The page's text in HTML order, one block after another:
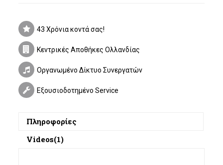
43 Χρόνια κοντά σας!
Κεντρικές Αποθήκες Ολλανδίας
Οργανωμένο Δίκτυο Συνεργατών
Εξουσιοδοτημένο Service
Πληροφορίες
Videos(1)